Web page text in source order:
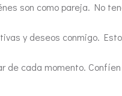
son como pareja. No
y deseos conmigo.
cada momento.